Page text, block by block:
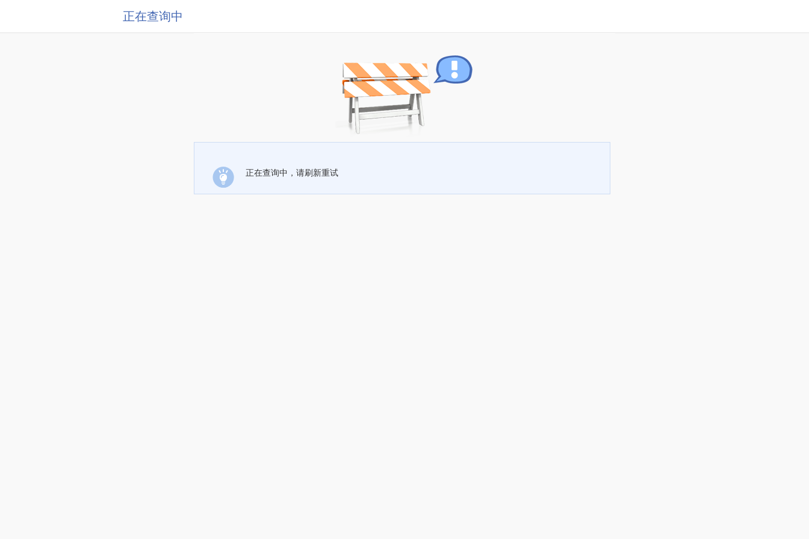
正在查询中
正在查询中，请刷新重试